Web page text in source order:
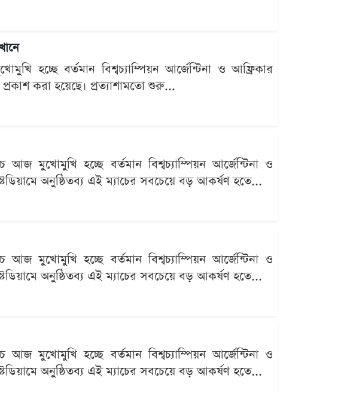
হচ্ছে বর্তমান বিশ্বচ্যাম্পিয়ন আর্জেন্টিনা ও আফ্রিকার
করা হয়েছে। প্রত্যাশামতো শুরু...
মুখোমুখি হচ্ছে বর্তমান বিশ্বচ্যাম্পিয়ন আর্জেন্টিনা ও
অনুষ্ঠিতব্য এই ম্যাচের সবচেয়ে বড় আকর্ষণ হতে...
মুখোমুখি হচ্ছে বর্তমান বিশ্বচ্যাম্পিয়ন আর্জেন্টিনা ও
অনুষ্ঠিতব্য এই ম্যাচের সবচেয়ে বড় আকর্ষণ হতে...
মুখোমুখি হচ্ছে বর্তমান বিশ্বচ্যাম্পিয়ন আর্জেন্টিনা ও
অনুষ্ঠিতব্য এই ম্যাচের সবচেয়ে বড় আকর্ষণ হতে...